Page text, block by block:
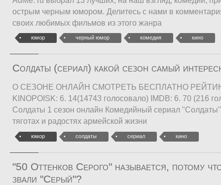
острым черным юмором. Делитесь с нами в
своих любимых фильмов из этого жанра
юмор черный юмор комедия кино
Солдаты (сериал) какой сезон самый
О СЕЗОНЕ ОНЛАЙН СМОТРЕТЬ БЕСПЛАТНО
KINOPOISK: 6. 14(14743 голосовало) IMDB: 6. 70 (216
Солдаты 1 сезон онлайн Комедийный сериал "Солдаты"
тяготах и радостях армейской жизни
юмор солдаты сериал кино
"50 Оттенков Серого" называется, потому
звали "Серый"?